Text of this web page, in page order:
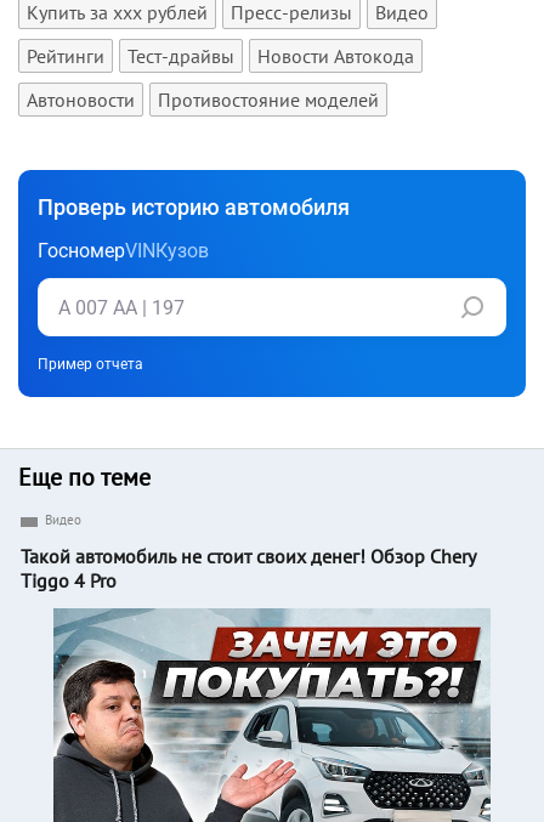
Купить за xxx рублей Пресс-релизы
Видео
Рейтинги
Тест-драйвы
Новости Автокода
Автоновости
Противостояние моделей
Проверь историю автомобиля
ГосномерVINКузов
Пример отчета
Еще по теме
Видео
Такой автомобиль не стоит своих денег! Обзор Chery
Tiggo 4 Pro